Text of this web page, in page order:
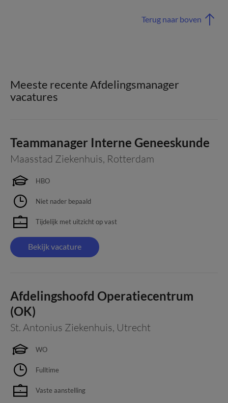
Terug naar boven
Meeste recente Afdelingsmanager
vacatures
Teammanager Interne Geneeskunde
Maasstad Ziekenhuis, Rotterdam
HBO
Niet nader bepaald
Tijdelijk met uitzicht op vast
Bekijk vacature
Afdelingshoofd Operatiecentrum
(OK)
St. Antonius Ziekenhuis, Utrecht
WO
Fulltime
Vaste aanstelling